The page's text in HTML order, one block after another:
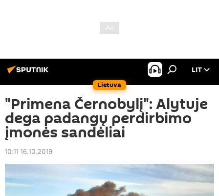
Lietuva
LIT
"Primena Černobylį": Alytuje
dega padangų perdirbimo
įmonės sandėliai
10:11 16.10.2019